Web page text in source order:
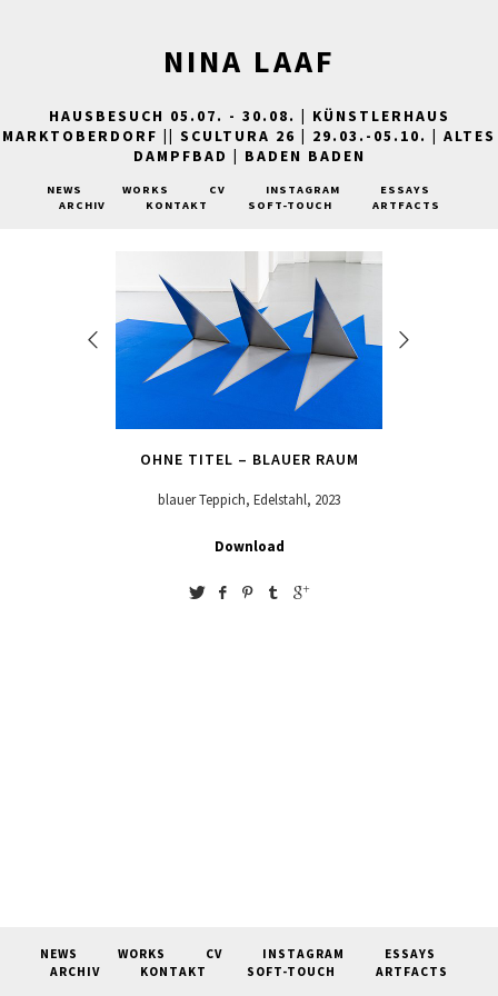
NINA LAAF
HAUSBESUCH 05.07. - 30.08. | KÜNSTLERHAUS
MARKTOBERDORF || SCULTURA 26 | 29.03.-05.10. | ALTES
DAMPFBAD | BADEN BADEN
NEWS WORKS CV INSTAGRAM
ESSAYS
ARCHIV
KONTAKT SOFT-TOUCH ARTFACTS
OHNE TITEL – BLAUER RAUM
blauer Teppich, Edelstahl, 2023
Download
NEWS WORKS CV INSTAGRAM
ESSAYS
ARCHIV
KONTAKT SOFT-TOUCH ARTFACTS